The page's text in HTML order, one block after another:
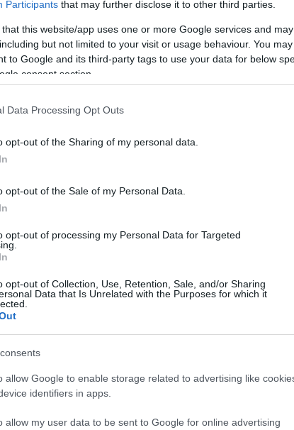
Participants that may further disclose it to other third parties.
that this website/app uses one or more Google services and
but not limited to your visit or usage behaviour. You
to Google and its third-party tags to use your data for below
consent section.
Data Processing Opt Outs
opt-out of the Sharing of my personal data.
opt-out of the Sale of my Personal Data.
opt-out of processing my Personal Data for Targeted
opt-out of Collection, Use, Retention, Sale, and/or Sharing
Data that Is Unrelated with the Purposes for which it
allow Google to enable storage related to advertising like
identifiers in apps.
allow my user data to be sent to Google for online advertising
új információ került ki az új PlayStation 4-ről, de
aki ragaszkodik régi konzoljához.
Call of Duty 2016 és
4K - mi történt a héten?
- ismét jelentkezünk a hét legjeivel.
vannak-e a Microsoftnak hasonló irányú
4K - újabb részletek jöttek, ezek
első játékok rá
megtudtuk, mi a helyzet a régi játékokkal, és
a megjelenéskor.